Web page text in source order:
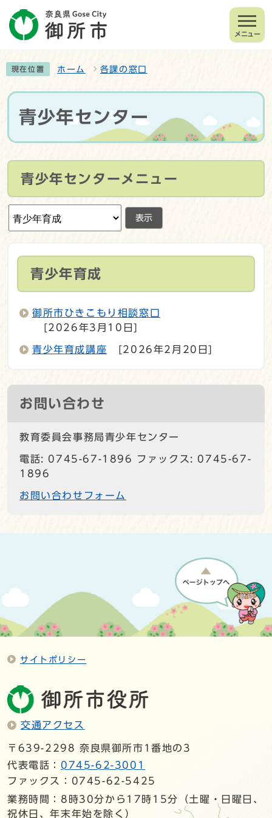
メニュー
現在位置 ホーム 各課の窓口
青少年センター
青少年センターメニュー
表示
青少年育成
御所市ひきこもり相談窓口
[2026年3月10日]
青少年育成講座 [2026年2月20日]
お問い合わせ
教育委員会事務局青少年センター
電話: 0745-67-1896 ファックス: 0745-67-
1896
お問い合わせフォーム
サイトポリシー
交通アクセス
〒639-2298 奈良県御所市1番地の3
代表電話： 0745-62-3001
ファックス：0745-62-5425
業務時間：8時30分から17時15分（土曜・日曜日、
祝休日、年末年始を除く）